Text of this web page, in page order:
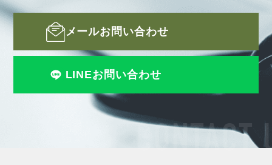
CONTACT
メールお問い合わせ
LINEお問い合わせ